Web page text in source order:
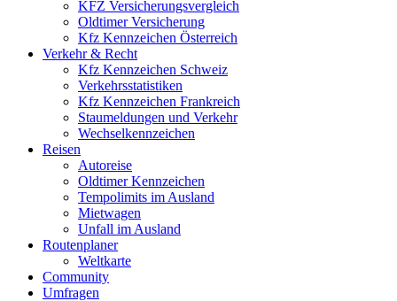
KFZ Versicherungsvergleich
Oldtimer Versicherung
Kfz Kennzeichen Österreich
Verkehr & Recht
Kfz Kennzeichen Schweiz
Verkehrsstatistiken
Kfz Kennzeichen Frankreich
Staumeldungen und Verkehr
Wechselkennzeichen
Reisen
Autoreise
Oldtimer Kennzeichen
Tempolimits im Ausland
Mietwagen
Unfall im Ausland
Routenplaner
Weltkarte
Community
Umfragen